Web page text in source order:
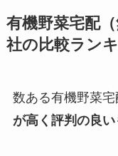
有機野菜宅配
社の比較ラン
数ある有機野菜宅
が高く評判の良